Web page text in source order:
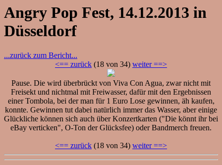
Angry Pop Fest, 14.12.2013 in
Düsseldorf
...zurück zum Bericht...
<== zurück (18 von 34) weiter ==>
Pause. Die wird überbrückt von Viva Con Agua, zwar nicht mit
Freisekt und nichtmal mit Freiwasser, dafür mit den Ergebnissen
einer Tombola, bei der man für 1 Euro Lose gewinnen, äh kaufen,
konnte. Gewinnen tut dabei natürlich immer das Wasser, aber einige
Glückliche können sich auch über Konzertkarten ("Die könnt ihr bei
eBay verticken", O-Ton der Glücksfee) oder Bandmerch freuen.
<== zurück (18 von 34) weiter ==>